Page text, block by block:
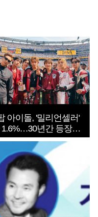
아이돌, '밀리언셀러'
1.6%…30년간 등장
개팀 전수조사